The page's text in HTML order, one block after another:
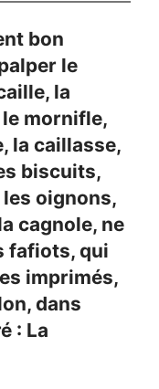
bon
le
la
le mornifle,
la caillasse,
biscuits,
oignons,
cagnole, ne
fafiots, qui
imprimés,
dans
: La